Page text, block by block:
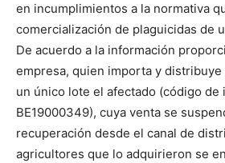
en incumplimientos a la normativa
comercialización de plaguicidas de
De acuerdo a la información
empresa, quien importa y
un único lote el afectado (código de
BE19000349), cuya venta se
recuperación desde el canal de
agricultores que lo adquirieron se